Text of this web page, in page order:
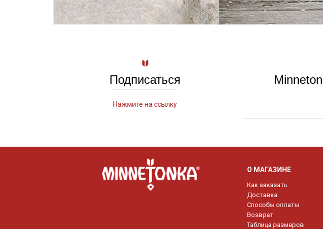
Подписаться
Нажмите на ссылку
О МАГАЗИНЕ
Как заказать
Доставка
Способы оплаты
Возврат
Таблица размеров